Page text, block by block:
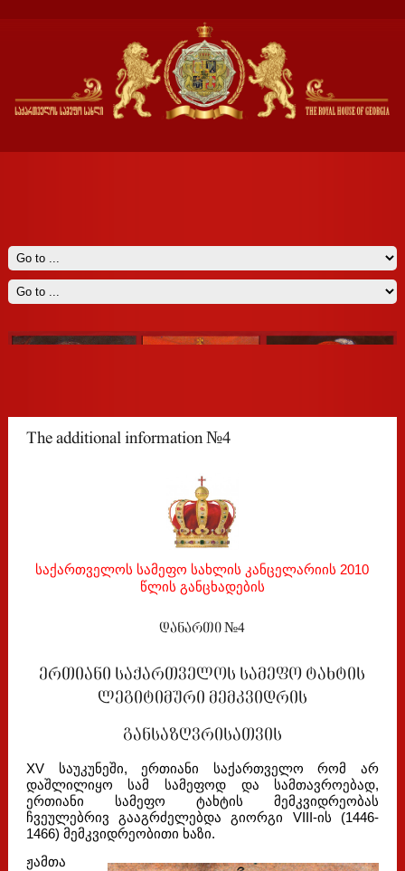
The additional information №4
საქართველოს სამეფო სახლის კანცელარიის 2010
წლის განცხადების
დანართი №4
ერთიანი საქართველოს სამეფო ტახტის
ლეგიტიმური მემკვიდრის
განსაზღვრისათვის
XV საუკუნეში, ერთიანი საქართველო რომ არ
დაშლილიყო სამ სამეფოდ და სამთავროებად,
ერთიანი სამეფო ტახტის მემკვიდრეობას
ჩვეულებრივ გააგრძელებდა გიორგი VIII-ის (1446-
1466) მემკვიდრეობითი ხაზი.
ჟამთა